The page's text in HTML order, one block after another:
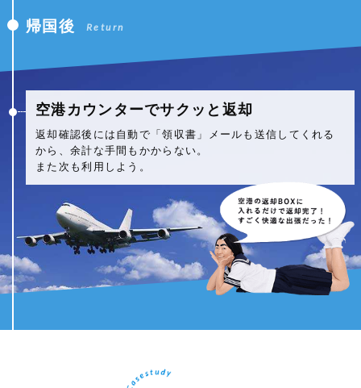
帰国後 Return
空港カウンターでサクッと返却
返却確認後には自動で「領収書」メールも送信してくれる
から、余計な手間もかからない。
また次も利用しよう。